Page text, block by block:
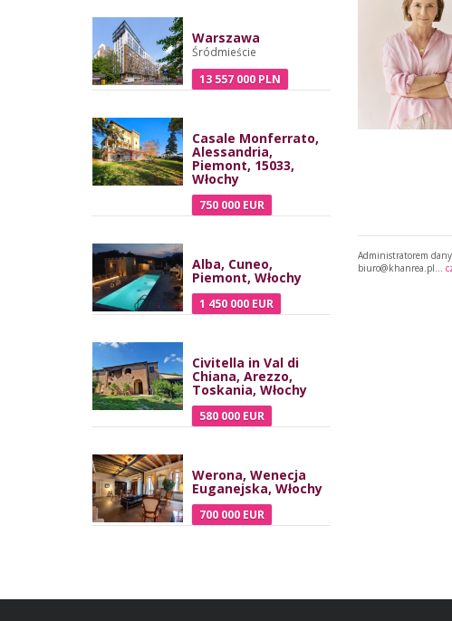
Warszawa
Śródmieście
13 557 000 PLN
Casale Monferrato,
Alessandria,
Piemont, 15033,
Włochy
750 000 EUR
Alba, Cuneo,
Piemont, Włochy
1 450 000 EUR
Civitella in Val di
Chiana, Arezzo,
Toskania, Włochy
580 000 EUR
Werona, Wenecja
Euganejska, Włochy
700 000 EUR
Administratorem
biuro@khanrea.pl…